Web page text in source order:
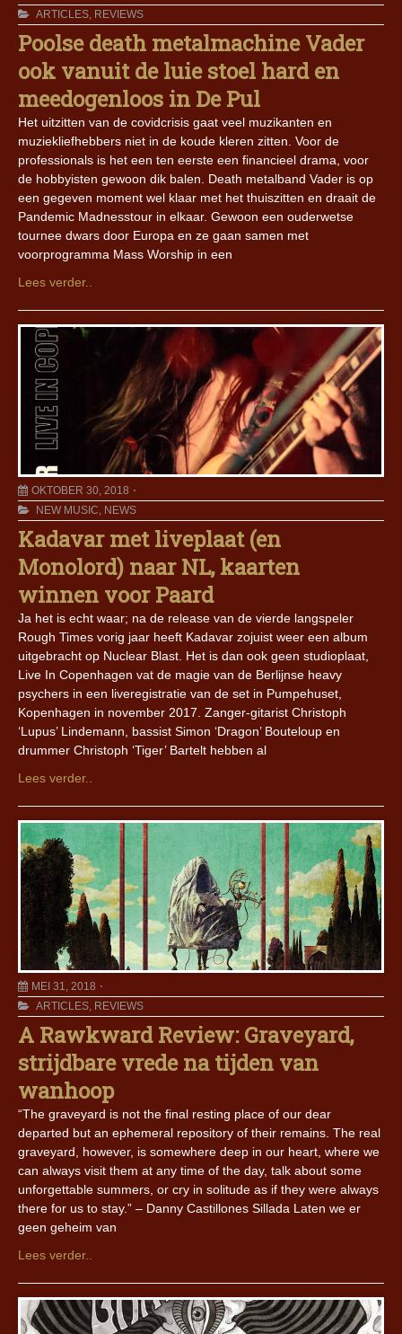
ARTICLES, REVIEWS
Poolse death metalmachine Vader
ook vanuit de luie stoel hard en
meedogenloos in De Pul
Het uitzitten van de covidcrisis gaat veel muzikanten en
muziekliefhebbers niet in de koude kleren zitten. Voor de
professionals is het een ten eerste een financieel drama, voor
de hobbyisten gewoon dik balen. Death metalband Vader is op
een gegeven moment wel klaar met het thuiszitten en draait de
Pandemic Madnesstour in elkaar. Gewoon een ouderwetse
tournee dwars door Europa en ze gaan samen met
voorprogramma Mass Worship in een
Lees verder..
OKTOBER 30, 2018
NEW MUSIC, NEWS
Kadavar met liveplaat (en
Monolord) naar NL, kaarten
winnen voor Paard
Ja het is echt waar; na de release van de vierde langspeler
Rough Times vorig jaar heeft Kadavar zojuist weer een album
uitgebracht op Nuclear Blast. Het is dan ook geen studioplaat,
Live In Copenhagen vat de magie van de Berlijnse heavy
psychers in een liveregistratie van de set in Pumpehuset,
Kopenhagen in november 2017. Zanger-gitarist Christoph
‘Lupus’ Lindemann, bassist Simon ‘Dragon’ Bouteloup en
drummer Christoph ‘Tiger’ Bartelt hebben al
Lees verder..
MEI 31, 2018
ARTICLES, REVIEWS
A Rawkward Review: Graveyard,
strijdbare vrede na tijden van
wanhoop
“The graveyard is not the final resting place of our dear
departed but an ephemeral repository of their remains. The real
graveyard, however, is somewhere deep in our heart, where we
can always visit them at any time of the day, talk about some
unforgettable summers, or cry in solitude as if they were always
there for us to stay.” – Danny Castillones Sillada Laten we er
geen geheim van
Lees verder..